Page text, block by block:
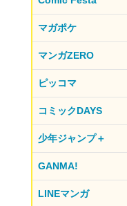
マガポケ
マンガZERO
ピッコマ
コミックDAYS
少年ジャンプ＋
GANMA!
LINEマンガ